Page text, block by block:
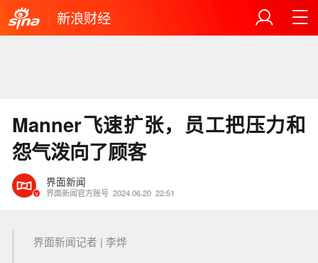
新浪财经
Manner飞速扩张，员工把压力和
怨气泼向了顾客
界面新闻
界面新闻官方账号 2024.06.20 22:51
界面新闻记者 | 李烨